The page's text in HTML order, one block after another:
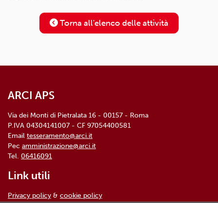
Torna all'elenco delle attività
ARCI APS
Via dei Monti di Pietralata 16 - 00157 - Roma
P.IVA 04304141007 - CF 97054400581
Email tesseramento@arci.it
Pec amministrazione@arci.it
Tel. 06416091
Link utili
Privacy policy & cookie policy